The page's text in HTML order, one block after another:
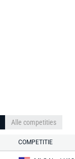
Alle competities
COMPETITIE